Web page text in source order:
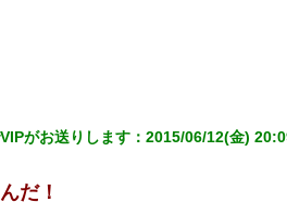
がお送りします ：2015/06/12(金)
だ！